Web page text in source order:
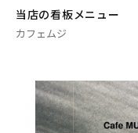
当店の看板メニュー
カフェムジ